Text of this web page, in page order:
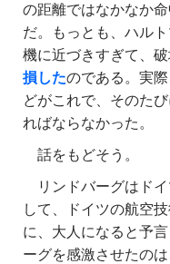
の距離ではなかなか
だ。もっとも、ハル
機に近づきすぎて、
損したのである。実
どがこれで、そのた
ればならなかった。
話をもどそう。
リンドバーグはド
して、ドイツの航空
に、大人になると予
ーグを感激させたの